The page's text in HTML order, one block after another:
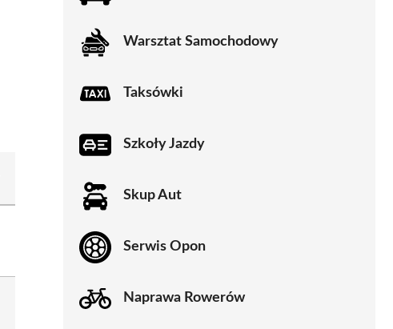
Warsztat Samochodowy
Taksówki
Szkoły Jazdy
Skup Aut
Serwis Opon
Naprawa Rowerów